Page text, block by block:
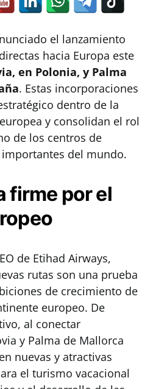
el lanzamiento
hacia Europa este
en Polonia, y Palma
. Estas incorporaciones
dentro de la
y consolidan el rol
de los centros de
del mundo.
firme por el
de Etihad Airways,
rutas son una prueba
de crecimiento de
europeo. De
al conectar
y Palma de Mallorca
nuevas y atractivas
el turismo vacacional